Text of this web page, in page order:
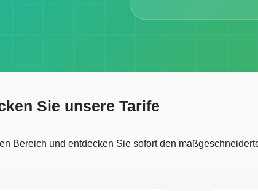
Sie unsere Tarife
Bereich und entdecken Sie sofort den